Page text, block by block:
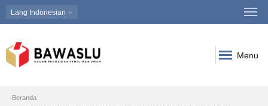
Lang Indonesian
Menu
Beranda